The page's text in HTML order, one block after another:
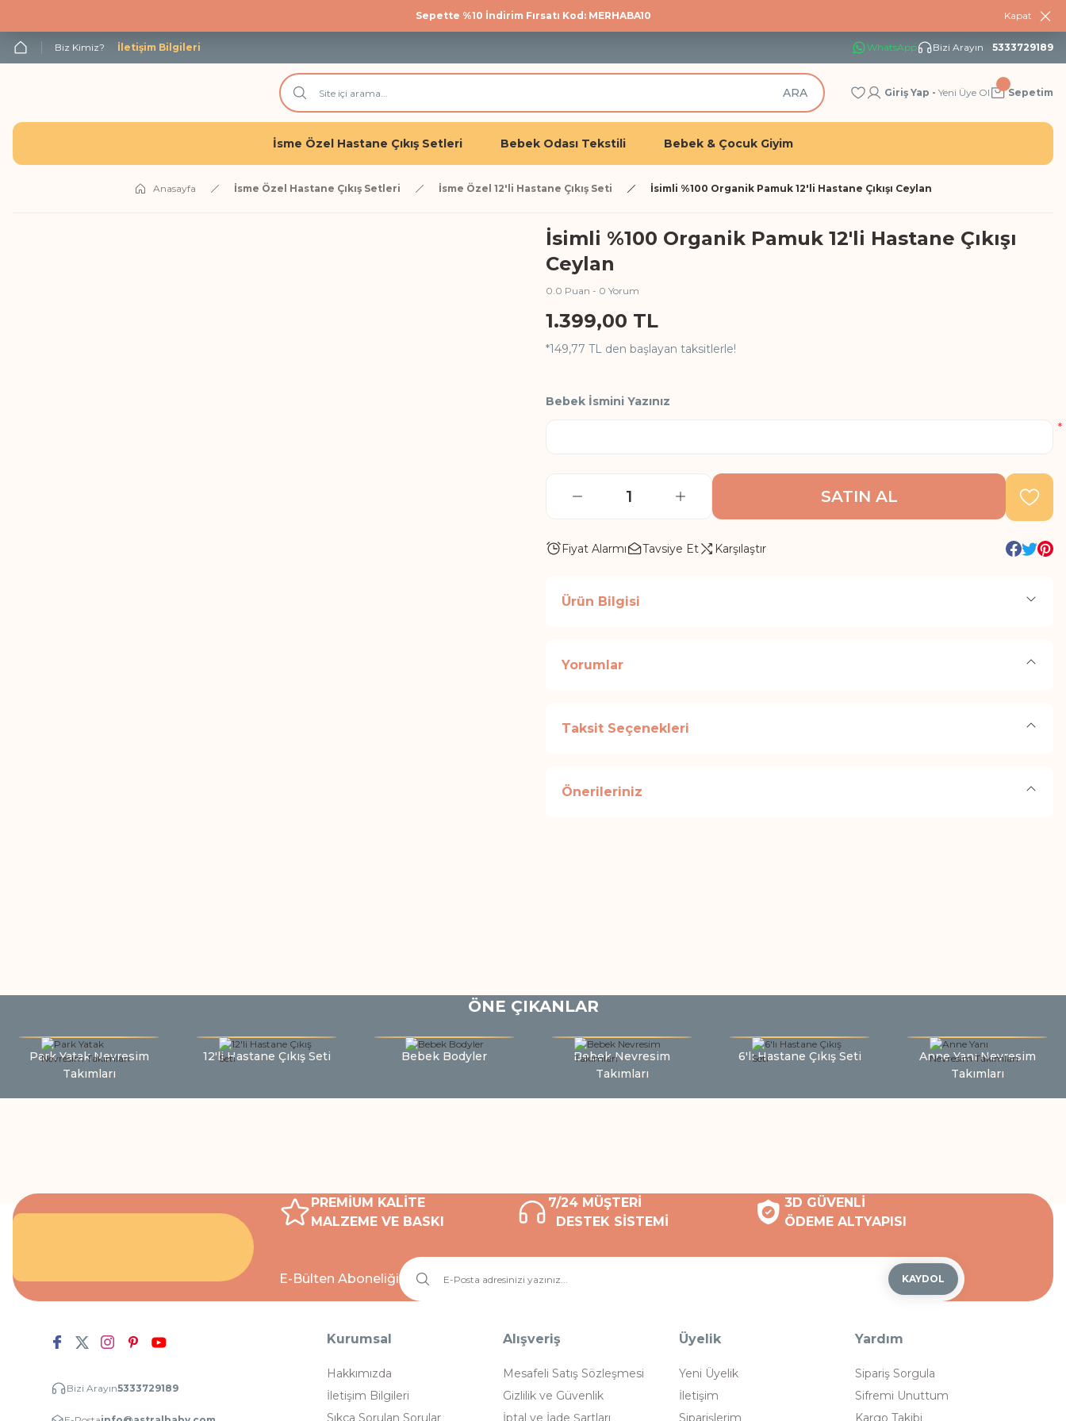
Sepette %10 İndirim Fırsatı Kod: MERHABA10 Kapat
Biz Kimiz? İletişim Bilgileri
Üye olan herkese %10 İndirim
WhatsApp Bizi Arayın 5333729189
ARA Giriş Yap - Yeni Üye Ol Sepetim
İsme Özel Hastane Çıkış Setleri Bebek Odası Tekstili Bebek & Çocuk Giyim
Anasayfa İsme Özel Hastane Çıkış Setleri İsme Özel 12'li Hastane Çıkış Seti İsimli %100 Organik Pamuk 12'li Hastane Çıkışı Ceylan
İsimli %100 Organik Pamuk 12'li Hastane Çıkışı
Ceylan
0.0 Puan - 0 Yorum
1.399,00 TL
*149,77 TL den başlayan taksitlerle!
Bebek İsmini Yazınız
*
SATIN AL
Fiyat Alarmı Tavsiye Et Karşılaştır
Ürün Bilgisi
Yorumlar
Taksit Seçenekleri
Önerileriniz
ÖNE ÇIKANLAR
Park Yatak Nevresim
Takımları
12'li Hastane Çıkış Seti Bebek Bodyler
Bebek Nevresim
Takımları
6'lı Hastane Çıkış Seti
Anne Yanı Nevresim
Takımları
PREMİUM KALİTE
MALZEME VE BASKI
7/24 MÜŞTERİ
DESTEK SİSTEMİ
3D GÜVENLİ
ÖDEME ALTYAPISI
E-Bülten Aboneliği KAYDOL
Bizi Arayın5333729189
Kurumsal
Hakkımızda
İletişim Bilgileri
Sıkça Sorulan Sorular
Alışveriş
Mesafeli Satış Sözleşmesi
Gizlilik ve Güvenlik
İptal ve İade Şartları
Üyelik
Yeni Üyelik
İletişim
Siparişlerim
Yardım
Sipariş Sorgula
Sifremi Unuttum
Kargo Takibi